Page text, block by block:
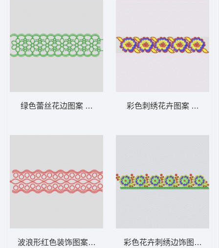
绿色蕾丝花边图案 条带状 水溶条码网布花边
波浪形红色装饰图案 条带状 水溶条码网布花
彩色刺绣花卉图案 条带状
彩色花卉刺绣边饰图案 条